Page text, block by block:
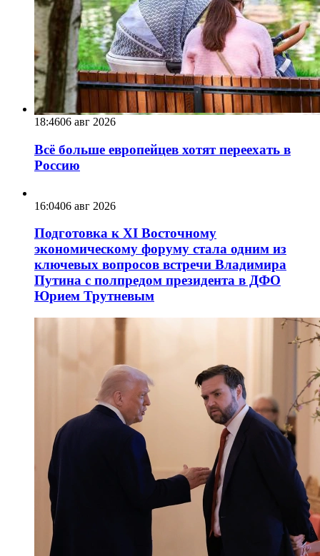
18:4606 авг 2026
Всё больше европейцев хотят переехать в
Россию
16:0406 авг 2026
Подготовка к XI Восточному
экономическому форуму стала одним из
ключевых вопросов встречи Владимира
Путина с полпредом президента в ДФО
Юрием Трутневым